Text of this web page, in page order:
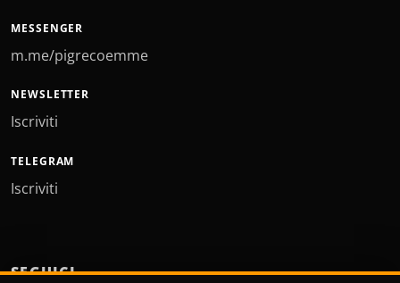
MESSENGER
m.me/pigrecoemme
NEWSLETTER
Iscriviti
TELEGRAM
Iscriviti
SEGUICI